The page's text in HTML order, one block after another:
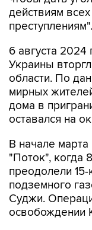
действиям
преступлениям".
6 августа
Украины
области. По
мирных
дома в
оставался на
В начале
"Поток", когда
преодолели
подземного
Суджи.
освобождении